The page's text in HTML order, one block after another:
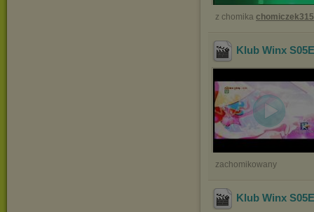
z chomika
Klub Winx
zachomikowany
Klub Winx